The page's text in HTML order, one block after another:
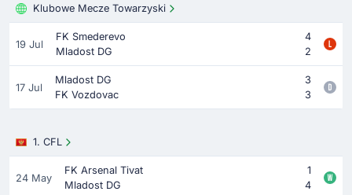
Klubowe Mecze Towarzyski
19 Jul
FK Smederevo
4
Mladost DG
2
17 Jul
Mladost DG
3
FK Vozdovac
3
1. CFL
24 May
FK Arsenal Tivat
1
Mladost DG
4